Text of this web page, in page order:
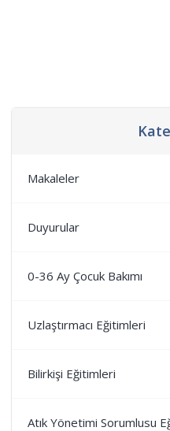
Makaleler
Duyurular
0-36 Ay Çocuk Bakımı
Uzlaştırmacı Eğitimleri
Bilirkişi Eğitimleri
Atık Yönetimi Sorumlusu